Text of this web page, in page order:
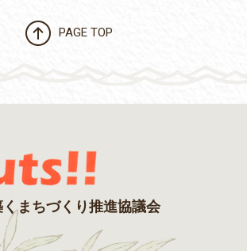
PAGE TOP
まちづくり推進協議会